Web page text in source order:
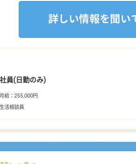
員(日勤のみ)
月給：255,000円
生活相談員